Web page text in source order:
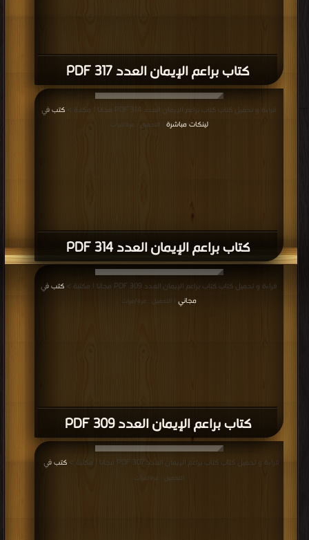
كتاب براعم الإيمان العدد 317 PDF
كتاب براعم الإيمان العدد 314 PDF
قراءة و تحميل كتاب كتاب براعم الإيمان العدد 314 PDF مجانا | مكتبة >
كتب في
لينكات مباشرة
| التحميل : مرة/مرات
كتاب براعم الإيمان العدد 309 PDF
قراءة و تحميل كتاب كتاب براعم الإيمان العدد 309 PDF مجانا | مكتبة >
كتب في
مجاني | التحميل : مرة/مرات
قراءة و تحميل كتاب كتاب براعم الإيمان العدد 307 PDF مجانا | مكتبة > كتب في
التحميل : مرة/مرات